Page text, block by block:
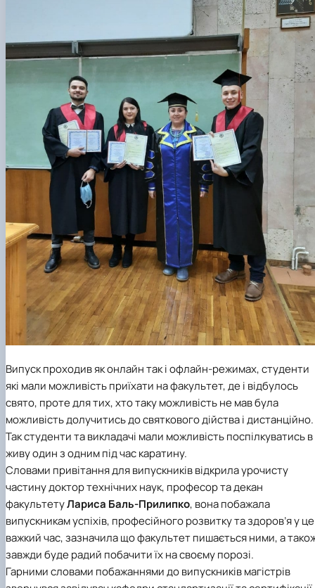
Випуск проходив як онлайн так і офлайн-режимах, студенти
які мали можливість приїхати на факультет, де і відбулось
свято, проте для тих, хто таку можливість не мав була
можливість долучитись до святкового дійства і дистанційно.
Так студенти та викладачі мали можливість поспілкуватись в
живу один з одним під час каратину.
Словами привітання для випускників відкрила урочисту
частину доктор технічних наук, професор та декан
факультетуЛариса Баль-Прилипко, вона побажала
випускникам успіхів, професійного розвитку та здоров’я у
важкий час, зазначила що факультет пишається ними, а
завжди буде радий побачити їх на своєму порозі.
Гарними словами побажаннями до випускників магістрів